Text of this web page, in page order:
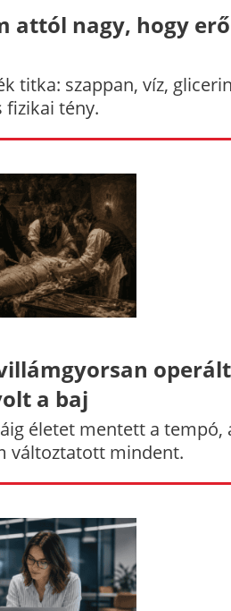
attól nagy, hogy
titka: szappan, víz,
fizikai tény.
a baj
életet mentett a tempó,
változtatott mindent.